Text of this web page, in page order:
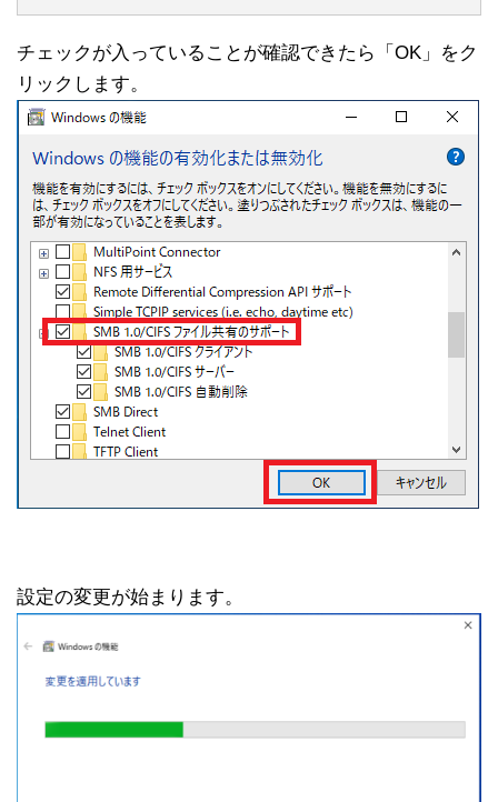
チェックが入っていることが確認できたら「OK」をク
リックします。
設定の変更が始まります。